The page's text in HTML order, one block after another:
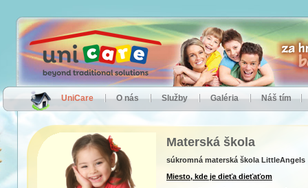
UniCare O nás Služby Galéria Náš tím
Materská škola
súkromná materská škola LittleAngels
Miesto, kde je dieťa dieťaťom